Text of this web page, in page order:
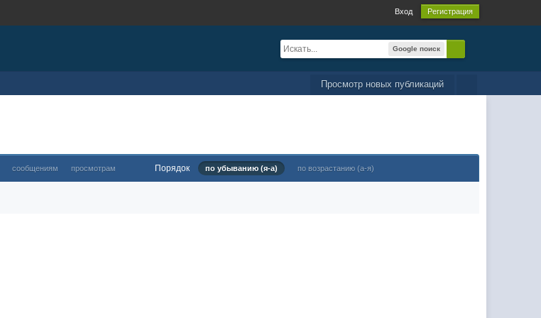
Вход Регистрация
Google поиск
Просмотр новых публикаций
сообщениям просмотрам Порядок по убыванию (я-а) по возрастанию (а-я)